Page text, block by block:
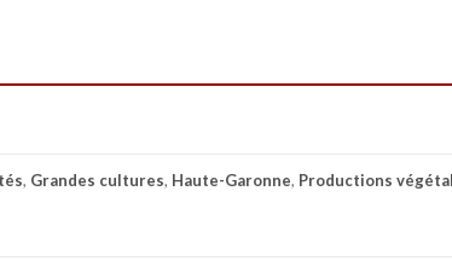
, Grandes cultures, Haute-Garonne, Productions